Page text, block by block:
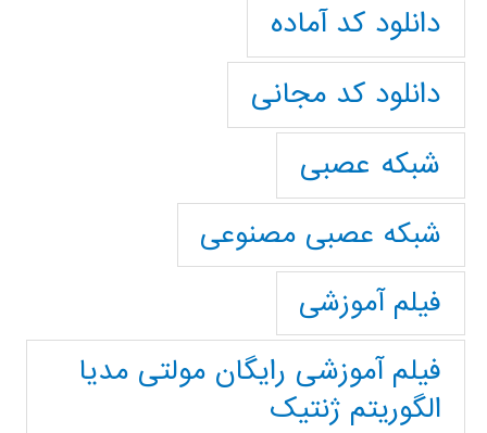
دانلود کد آماده
دانلود کد مجانی
شبکه عصبی
شبکه عصبی مصنوعی
فیلم آموزشی
فیلم آموزشی رایگان مولتی مدیا
الگوریتم ژنتیک